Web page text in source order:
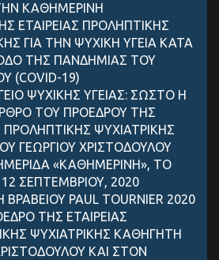
ΚΑΘΗΜΕΡΙΝH
ΕΤΑΙΡΕΙΑΣ ΠΡΟΛΗΠΤΙΚΗΣ
ΓΙΑ ΤΗΝ ΨΥΧΙΚΗ ΥΓΕΙΑ ΚΑΤΑ
ΤΗΣ ΠΑΝΔΗΜΙΑΣ ΤΟΥ
(COVID-19)
ΨΥΧΙΚΗΣ ΥΓΕΙΑΣ: ΣΩΣΤΟ Η
ΤΟΥ ΠΡΟΕΔΡΟΥ ΤΗΣ
ΠΡΟΛΗΠΤΙΚΗΣ ΨΥΧΙΑΤΡΙΚΗΣ
ΓΕΩΡΓΙΟΥ ΧΡΙΣΤΟΔΟΥΛΟΥ
«ΚΑΘΗΜΕΡΙΝΗ», ΤΟ
ΣΕΠΤΕΜΒΡΙΟΥ, 2020
PAUL TOURNIER 2020
ΤΗΣ ΕΤΑΙΡΕΙΑΣ
ΨΥΧΙΑΤΡΙΚΗΣ ΚΑΘΗΓΗΤΗ
ΚΑΙ ΣΤΟΝ